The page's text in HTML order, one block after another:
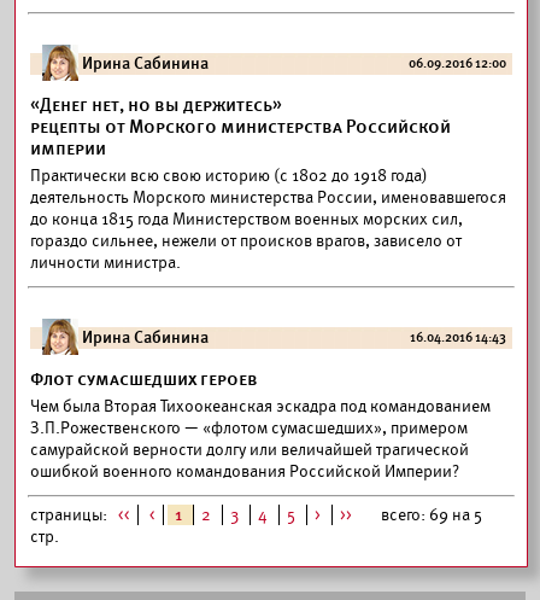
Ирина Сабинина 06.09.2016 12:00
«Денег нет, но вы держитесь»
рецепты от Морского министерства Российской
империи
Практически всю свою историю (с 1802 до 1918 года)
деятельность Морского министерства России, именовавшегося
до конца 1815 года Министерством военных морских сил,
гораздо сильнее, нежели от происков врагов, зависело от
личности министра.
Ирина Сабинина 16.04.2016 14:43
Флот сумасшедших героев
Чем была Вторая Тихоокеанская эскадра под командованием
З.П.Рожественского — «флотом сумасшедших», примером
самурайской верности долгу или величайшей трагической
ошибкой военного командования Российской Империи?
страницы: << < 1 2 3 4 5 > >>
всего: 69 на 5
стр.